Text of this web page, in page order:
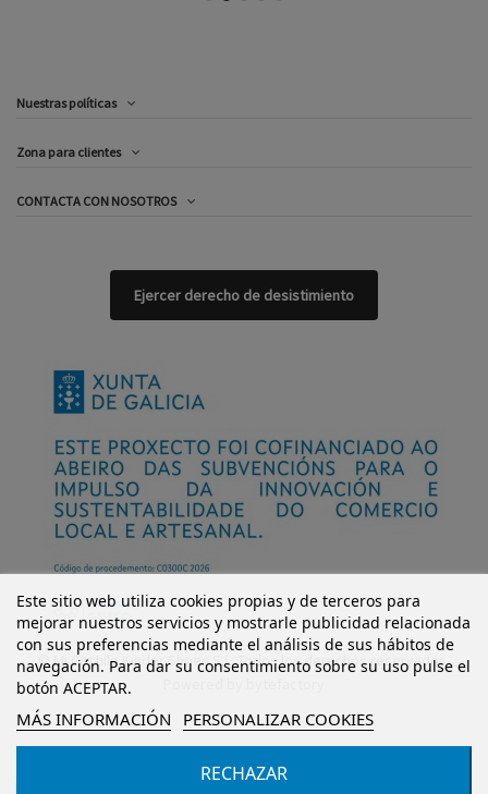
Nuestras políticas
Zona para clientes
CONTACTA CON NOSOTROS
Este sitio web utiliza cookies propias y de terceros para
mejorar nuestros servicios y mostrarle publicidad relacionada
con sus preferencias mediante el análisis de sus hábitos de
navegación. Para dar su consentimiento sobre su uso pulse el
botón ACEPTAR.
MÁS INFORMACIÓN PERSONALIZAR COOKIES
RECHAZAR
Ejercer derecho de desistimiento
© Mi Castillo Kinder Shoes S.L. Todos los derechos reservados.